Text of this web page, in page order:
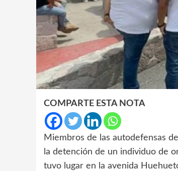
COMPARTE ESTA NOTA
Miembros de las autodefensas
la detención de un individuo de
tuvo lugar en la avenida